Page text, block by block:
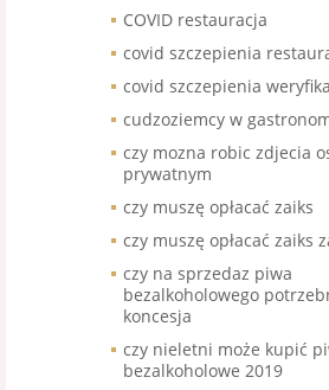
COVID restauracja
covid szczepienia
covid szczepienia
cudzoziemcy w
czy mozna robic zdjecia
prywatnym
czy muszę opłacać zaiks
czy muszę opłacać zaiks
czy na sprzedaz piwa
bezalkoholowego
koncesja
czy nieletni może kupić
bezalkoholowe 2019